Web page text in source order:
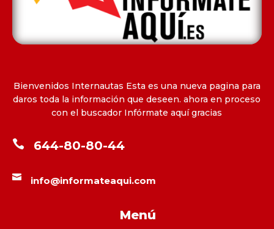
Bienvenidos Internautas Esta es una nueva pagina para
daros toda la información que deseen. ahora en proceso
con el buscador Infórmate aquí gracias
 644-80-80-44
 info@informateaqui.com
Menú